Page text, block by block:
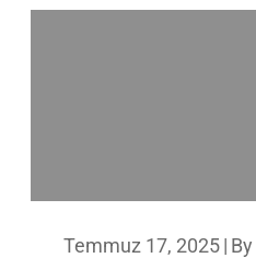
Temmuz 17, 2025| By